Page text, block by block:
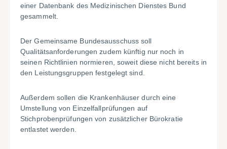
einer Datenbank des Medizinischen Dienstes Bund
gesammelt.
Der Gemeinsame Bundesausschuss soll
Qualitätsanforderungen zudem künftig nur noch in
seinen Richtlinien normieren, soweit diese nicht bereits in
den Leistungsgruppen festgelegt sind.
Außerdem sollen die Krankenhäuser durch eine
Umstellung von Einzelfallprüfungen auf
Stichprobenprüfungen von zusätzlicher Bürokratie
entlastet werden.